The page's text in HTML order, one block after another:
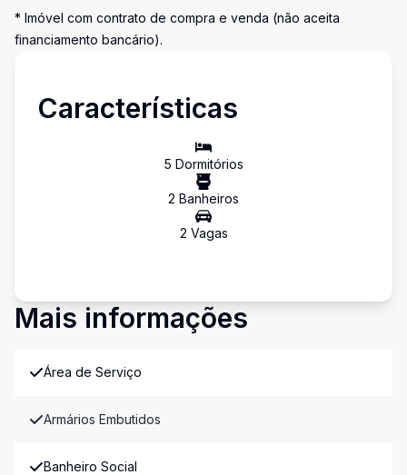
* Imóvel com contrato de compra e venda (não aceita
financiamento bancário).
Características
5 Dormitórios
2 Banheiros
2 Vagas
Mais informações
Área de Serviço
Armários Embutidos
Banheiro Social